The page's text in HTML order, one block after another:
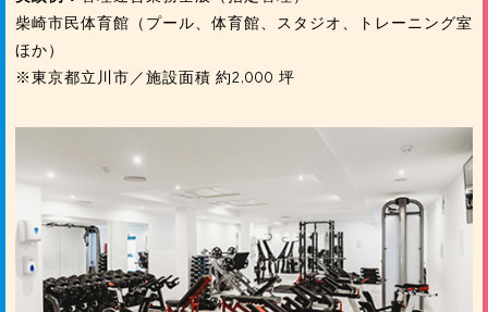
柴崎市民体育館（プール、体育館、スタジオ、トレーニング室
ほか）
※東京都立川市／施設面積 約2,000 坪